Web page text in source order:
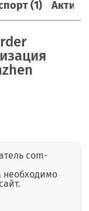
(1)
com-
необходимо